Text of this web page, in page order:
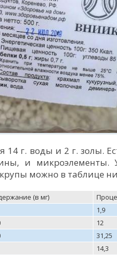
г. воды и 2 г. золы.
и микроэлементы.
можно в таблице
(в мг)
1,9
12
31,25
14,3